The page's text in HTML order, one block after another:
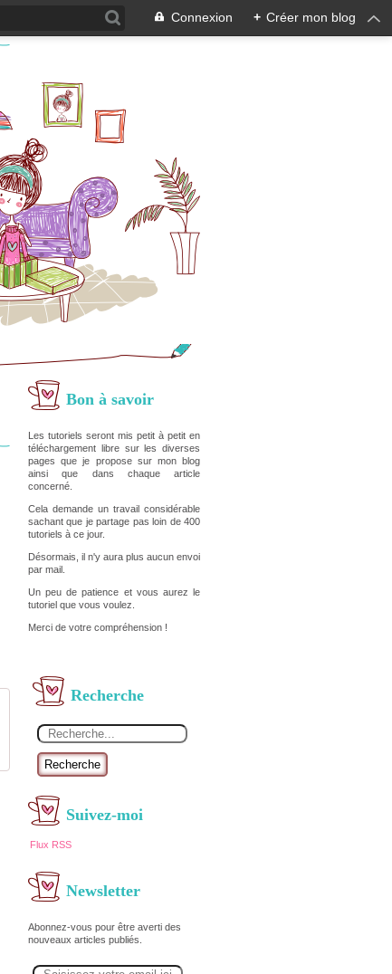
Connexion + Créer mon blog
Bon à savoir
Les tutoriels seront mis petit à petit en
téléchargement libre sur les diverses
pages que je propose sur mon blog
ainsi que dans chaque article
concerné.
Cela demande un travail considérable
sachant que je partage pas loin de 400
tutoriels à ce jour.
Désormais, il n'y aura plus aucun envoi
par mail.
Un peu de patience et vous aurez le
tutoriel que vous voulez.
Merci de votre compréhension !
Recherche
Recherche
Suivez-moi
Flux RSS
Newsletter
Abonnez-vous pour être averti des
nouveaux articles publiés.